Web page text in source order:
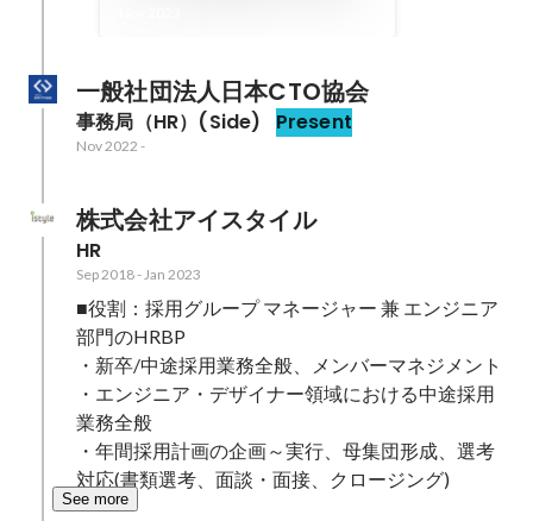
一般社団法人日本CTO協会
事務局（HR）(Side) Present
Nov 2022 -
株式会社アイスタイル
HR
Sep 2018- Jan 2023
■役割：採用グループ マネージャー 兼 エンジニア
部門のHRBP
・新卒/中途採用業務全般、メンバーマネジメント
・エンジニア・デザイナー領域における中途採用
業務全般
・年間採用計画の企画～実行、母集団形成、選考
対応(書類選考、面談・面接、クロージング)
See more